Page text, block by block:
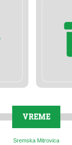
VREME
Sremska Mitrovica